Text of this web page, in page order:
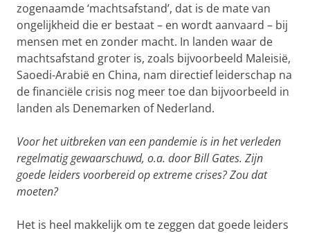
zogenaamde ‘machtsafstand’, dat is de mate van
ongelijkheid die er bestaat – en wordt aanvaard – bij
mensen met en zonder macht. In landen waar de
machtsafstand groter is, zoals bijvoorbeeld Maleisië,
Saoedi-Arabië en China, nam directief leiderschap na
de financiële crisis nog meer toe dan bijvoorbeeld in
landen als Denemarken of Nederland.
Voor het uitbreken van een pandemie is in het verleden
regelmatig gewaarschuwd, o.a. door Bill Gates. Zijn
goede leiders voorbereid op extreme crises? Zou dat
moeten?
Het is heel makkelijk om te zeggen dat goede leiders